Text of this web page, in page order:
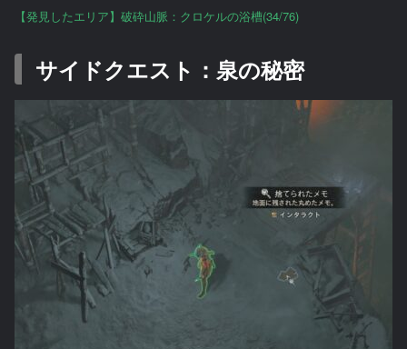
【発見したエリア】破砕山脈：クロケルの浴槽(34/76)
サイドクエスト：泉の秘密